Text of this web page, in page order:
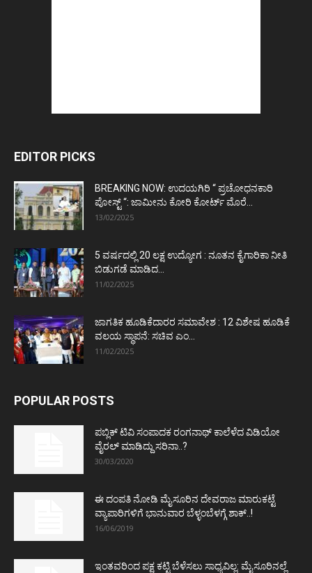
EDITOR PICKS
BREAKING NOW: ಉದಯಗಿರಿ “ ಪ್ರಚೋಧನಕಾರಿ
ಪೋಸ್ಟ್‌ “: ಜಾಮೀನು ಕೋರಿ ಕೋರ್ಟ್‌ ಮೊರೆ...
13/02/2025
5 ವರ್ಷದಲ್ಲಿ 20 ಲಕ್ಷ ಉದ್ಯೋಗ : ನೂತನ ಕೈಗಾರಿಕಾ ನೀತಿ
ಬಿಡುಗಡೆ ಮಾಡಿದ...
11/02/2025
ಜಾಗತಿಕ ಹೂಡಿಕೆದಾರರ ಸಮಾವೇಶ : 12 ವಿಶೇಷ ಹೂಡಿಕೆ
ವಲಯ ಸ್ಥಾಪನೆ: ಸಚಿವ ಎಂ...
11/02/2025
POPULAR POSTS
ಪಬ್ಲಿಕ್ ಟಿವಿ ಸಂಪಾದಕ ರಂಗನಾಥ್ ಕಾಲೆಳೆದ ವಿಡಿಯೋ
ವೈರಲ್ ಮಾಡಿದ್ದು ಸರಿನಾ..?
30/03/2020
ಈ ದಂಪತಿ ನೋಡಿ ಮೈಸೂರಿನ ದೇವರಾಜ ಮಾರುಕಟ್ಟೆ
ವ್ಯಾಪಾರಿಗಳಿಗೆ ಭಾನುವಾರ ಬೆಳ್ಳಂಬೆಳಗ್ಗೆ ಶಾಕ್..!
16/06/2019
ಇಂತವರಿಂದ ಪಕ್ಷ ಕಟ್ಟಿ ಬೆಳೆಸಲು ಸಾಧ್ಯವಿಲ್ಲ: ಮೈಸೂರಿನಲ್ಲೆ